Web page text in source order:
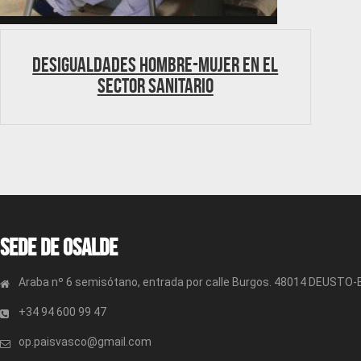
Desigualdades hombre-mujer en el
sector sanitario
Sede de OSALDE
Araba nº 6 semisótano, entrada por calle Burgos. 48014 DEUSTO-
+34 94 600 99 47
op.paisvasco@gmail.com